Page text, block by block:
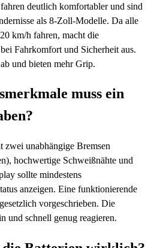
deutlich komfortabler und sind
als 8-Zoll-Modelle. Da alle
km/h fahren, macht die
Fahrkomfort und Sicherheit aus.
und bieten mehr Grip.
muss ein
zwei unabhängige Bremsen
hochwertige Schweißnähte und
sollte mindestens
anzeigen. Eine funktionierende
vorgeschrieben. Die
und schnell genug reagieren.